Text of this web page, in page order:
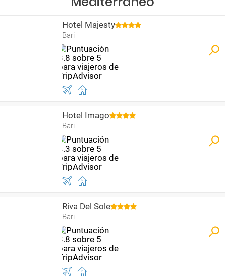
Hotel Majesty
Bari
Hotel Imago
Bari
Riva Del Sole
Bari